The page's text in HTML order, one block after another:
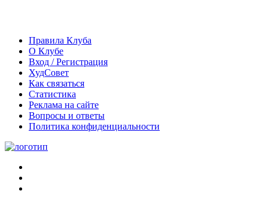
Правила Клуба
О Клубе
Вход / Регистрация
ХудСовет
Как связаться
Статистика
Реклама на сайте
Вопросы и ответы
Политика конфиденциальности